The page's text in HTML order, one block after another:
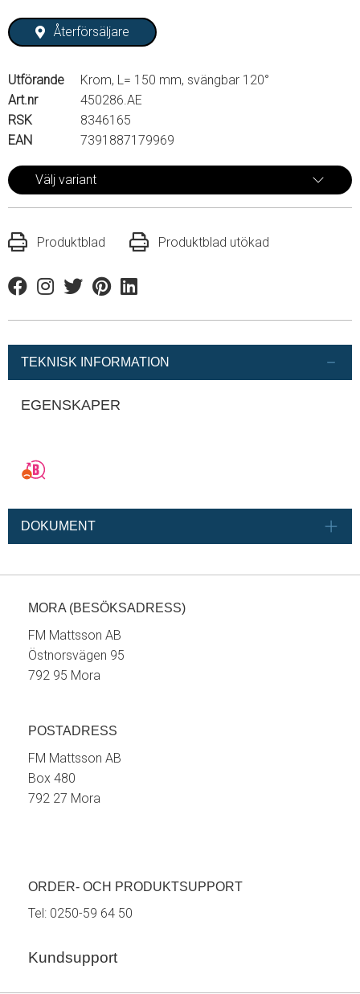
Återförsäljare
Utförande
Krom, L= 150 mm, svängbar 120°
Art.nr
450286.AE
RSK
8346165
EAN
7391887179969
Välj variant
Produktblad Produktblad utökad
FacebookInstagram
TwitterPinterestLinkedin
TEKNISK INFORMATION
EGENSKAPER
DOKUMENT
MORA (BESÖKSADRESS)
FM Mattsson AB
Östnorsvägen 95
792 95 Mora
POSTADRESS
FM Mattsson AB
Box 480
792 27 Mora
ORDER- OCH PRODUKTSUPPORT
Tel: 0250-59 64 50
Kundsupport